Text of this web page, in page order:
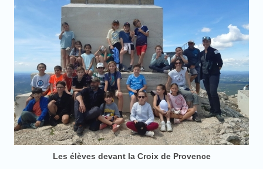
Les élèves devant la Croix de Provence